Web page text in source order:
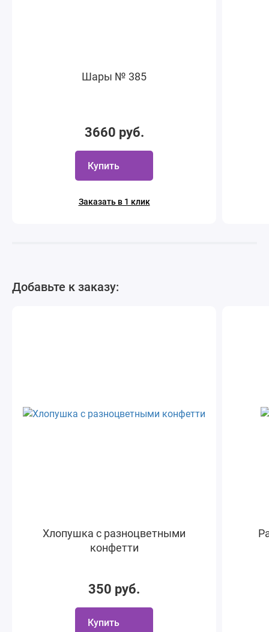
Шары № 385
3660 руб.
Купить
Заказать в 1 клик
Добавьте к заказу:
Хлопушка с разноцветными
конфетти
350 руб.
Купить